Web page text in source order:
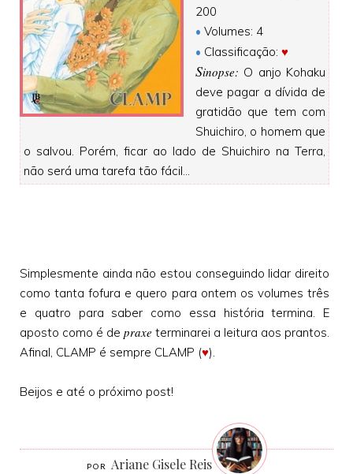
200
• Volumes: 4
• Classificação: ♥
Sinopse: O anjo Kohaku
deve pagar a dívida de
gratidão que tem com
Shuichiro, o homem que
o salvou. Porém, ficar ao lado de Shuichiro na Terra,
não será uma tarefa tão fácil…
Simplesmente ainda não estou conseguindo lidar direito
como tanta fofura e quero para ontem os volumes três
e quatro para saber como essa história termina. E
aposto como é de praxe terminarei a leitura aos prantos.
Afinal, CLAMP é sempre CLAMP (♥).
Beijos e até o próximo post!
Ariane Gisele Reis